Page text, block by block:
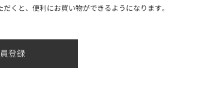
くと、便利にお買い物ができるようになります。